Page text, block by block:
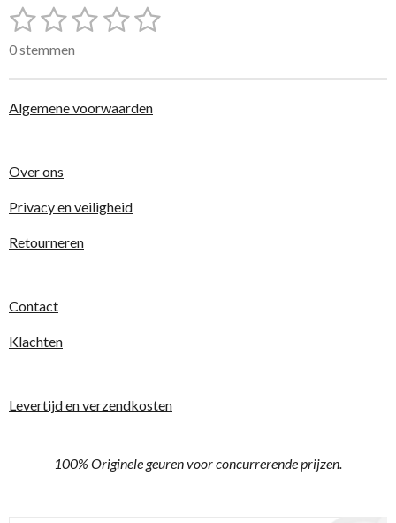
R
a
t
i
n
g
0
s
t
r
n
1
s
t
e
2
s
t
e
e
n
3
s
t
e
n
4
t
e
n
5
t
e
n
S
m
0 stemmen
Algemene voorwaarden
Over ons
Privacy en veiligheid
Retourneren
Contact
Klachten
Levertijd en verzendkosten
100% Originele geuren voor concurrerende prijzen.